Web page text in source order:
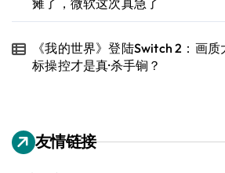
《我的世界》登陆Switch 2：画
标操控才是真·杀手锏？
友情链接